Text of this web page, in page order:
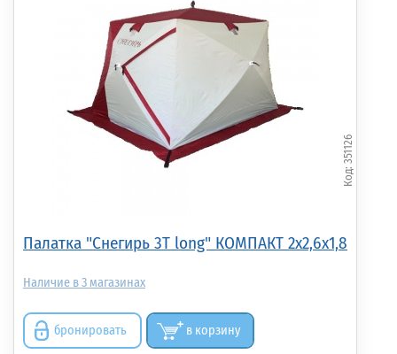
Палатка "Снегирь 3Т long" КОМПАКТ 2x2,6x1,8
351126
3
бронировать в корзину